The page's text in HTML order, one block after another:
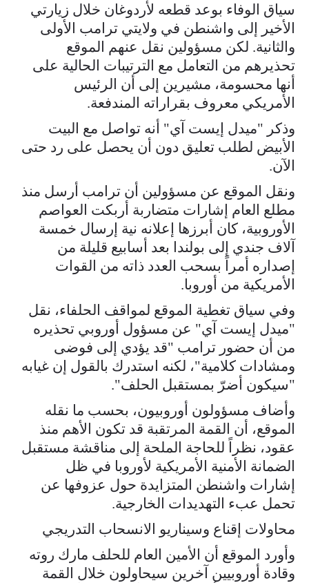
سياق الوفاء بوعد قطعه لأردوغان خلال زيارتي
الأخير إلى واشنطن في ولايتي ترامب الأولى
والثانية. لكن مسؤولين نقل عنهم الموقع
تحذيرهم من التعامل مع الترتيبات الحالية على
أنها محسومة، مشيرين إلى أن الرئيس
الأمريكي معروف بقراراته المندفعة.
وذكر "ميدل إيست آي" أنه تواصل مع البيت
الأبيض لطلب تعليق دون أن يحصل على رد حتى
الآن.
ونقل الموقع عن مسؤولين أن ترامب أرسل منذ
مطلع العام إشارات متضاربة أربكت العواصم
الأوروبية، كان أبرزها إعلانه نية إرسال خمسة
آلاف جندي إلى بولندا بعد أسابيع قليلة من
إصداره أمراً بسحب العدد ذاته من القوات
الأمريكية من أوروبا.
وفي سياق تغطية الموقع لمواقف الحلفاء، نقل
"ميدل إيست آي" عن مسؤول أوروبي تحذيره
من أن حضور ترامب "قد يؤدي إلى فوضى
ومشادات كلامية"، لكنه استدرك بالقول إن غيابه
"سيكون أضرّ بمستقبل الحلف".
وأضاف مسؤولون أوروبيون، بحسب ما نقله
الموقع، أن القمة المرتقبة قد تكون الأهم منذ
عقود، نظراً للحاجة الملحة إلى مناقشة مستقبل
الضمانة الأمنية الأمريكية لأوروبا في ظل
إشارات واشنطن المتزايدة حول عزوفها عن
تحمل عبء التهديدات الخارجية.
محاولات إقناع وسيناريو الانسحاب التدريجي
وأورد الموقع أن الأمين العام للحلف مارك روته
وقادة أوروبيين آخرين سيحاولون خلال القمة